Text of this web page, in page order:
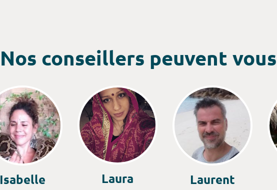
Nos conseillers peuvent
Isabelle Laura Laurent